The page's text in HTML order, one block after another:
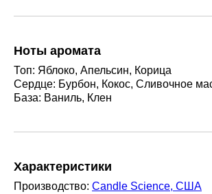
Ноты аромата
Топ: Яблоко, Апельсин, Корица
Сердце: Бурбон, Кокос, Сливочное
База: Ваниль, Клен
Характеристики
Производство: Candle Science, США